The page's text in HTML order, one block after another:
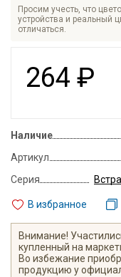
Просим учесть, что
устройства и реальный
отличаться.
264 ₽
Наличие
Артикул
Серия
В избранное
Внимание!
купленный на
Во избежание
продукцию у